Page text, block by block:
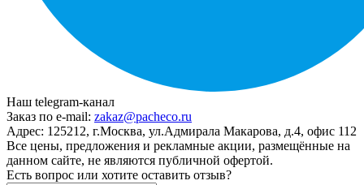
Наш telegram-канал
Заказ по e-mail: zakaz@pacheco.ru
Адрес: 125212, г.Москва, ул.Адмирала Макарова, д.4, офис 112
Все цены, предложения и рекламные акции, размещённые на
данном сайте, не являются публичной офертой.
Есть вопрос или хотите оставить отзыв?